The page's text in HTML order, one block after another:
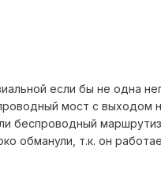
если бы не одна
мост с выходом
беспроводный
обманули, т.к. он